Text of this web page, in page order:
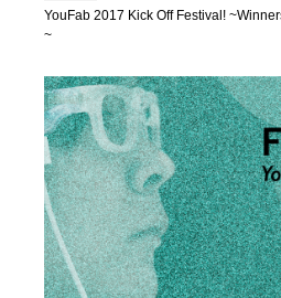
YouFab 2017 Kick Off Festival!
~